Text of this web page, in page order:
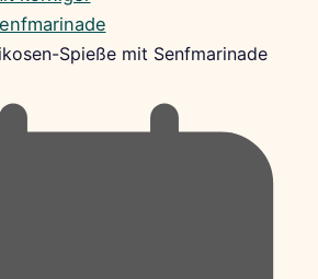
Spieße mit Senfmarinade